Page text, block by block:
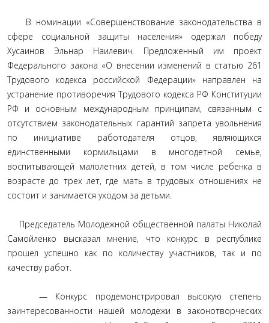
В номинации «Совершенствование законодательства в
сфере социальной защиты населения» одержал победу
Хусаинов Эльнар Наилевич. Предложенный им проект
Федерального закона «О внесении изменений в статью 261
Трудового кодекса российской Федерации» направлен на
устранение противоречия Трудового кодекса РФ Конституции
РФ и основным международным принципам, связанным с
отсутствием законодательных гарантий запрета увольнения
по инициативе работодателя отцов, являющихся
единственными кормильцами в многодетной семье,
воспитывающей малолетних детей, в том числе ребенка в
возрасте до трех лет, где мать в трудовых отношениях не
состоит и занимается уходом за детьми.
Председатель Молодежной общественной палаты Николай
Самойленко высказал мнение, что конкурс в республике
прошел успешно как по количеству участников, так и по
качеству работ.
— Конкурс продемонстрировал высокую степень
заинтересованности нашей молодежи в законотворческих